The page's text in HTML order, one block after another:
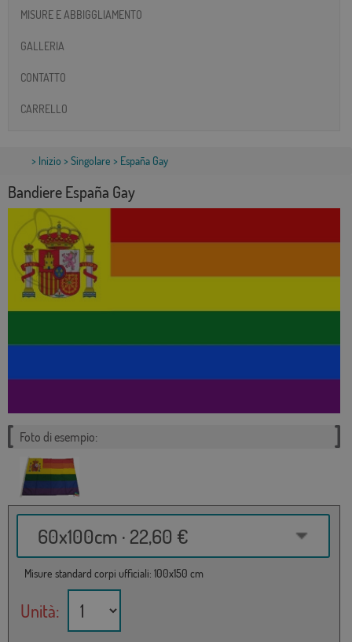
MISURE E ABBIGGLIAMENTO
GALLERIA
CONTATTO
CARRELLO
> Inizio > Singolare > España Gay
Bandiere España Gay
Foto di esempio:
60x100cm · 22,60 €
Misure standard corpi ufficiali: 100x150 cm
Unità: